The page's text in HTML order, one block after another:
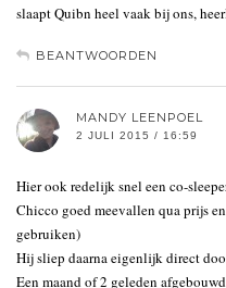
slaapt Quibn heel vaak bij ons,
BEANTWOORDEN
MANDY LEENPOEL
2 JULI 2015 / 16:59
Hier ook redelijk snel een co-
Chicco goed meevallen qua prijs
gebruiken)
Hij sliep daarna eigenlijk direct
Een maand of 2 geleden